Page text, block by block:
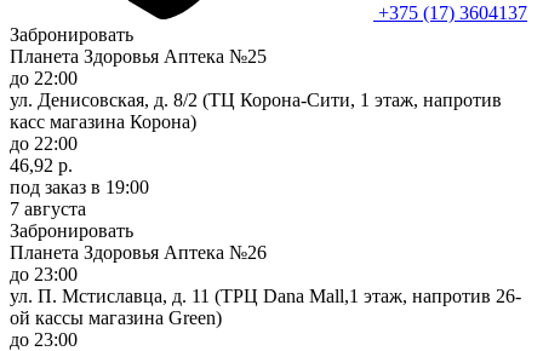
+375 (17) 3604137
Забронировать
Планета Здоровья Аптека №25
до 22:00
ул. Денисовская, д. 8/2 (ТЦ Корона-Сити, 1 этаж, напротив
касс магазина Корона)
до 22:00
46,92 р.
под заказ в 19:00
7 августа
Забронировать
Планета Здоровья Аптека №26
до 23:00
ул. П. Мстиславца, д. 11 (ТРЦ Dana Mall,1 этаж, напротив 26-
ой кассы магазина Green)
до 23:00